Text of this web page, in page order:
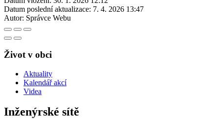
Datum poslední aktualizace: 7. 4. 2026 13:47
Autor: Správce Webu
Život v obci
Aktuality
Kalendář akcí
Videa
Inženýrské sítě